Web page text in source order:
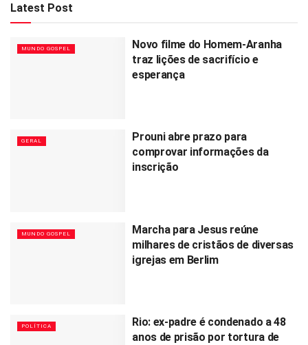
Latest Post
MUNDO GOSPEL
Novo filme do Homem-Aranha
traz lições de sacrifício e
esperança
GERAL
Prouni abre prazo para
comprovar informações da
inscrição
MUNDO GOSPEL
Marcha para Jesus reúne
milhares de cristãos de diversas
igrejas em Berlim
POLÍTICA
Rio: ex-padre é condenado a 48
anos de prisão por tortura de